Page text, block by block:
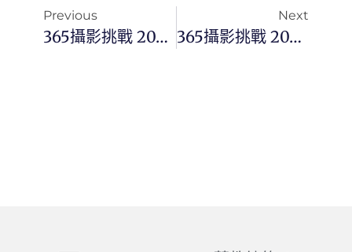
Previous
365攝影挑戰 20240520(一) 141/366 Day3044
Next
365攝影挑戰 20240521(二) 142/366 Day3045